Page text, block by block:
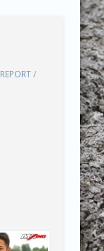
REPORT/